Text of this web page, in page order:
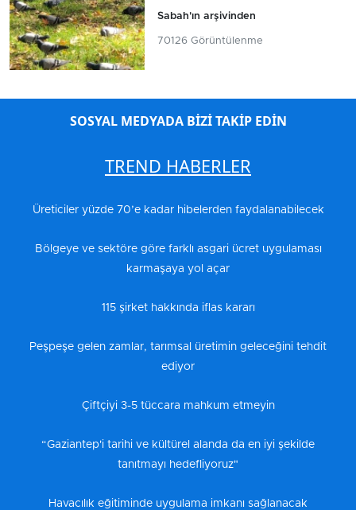
Sabah'ın arşivinden
70126 Görüntülenme
SOSYAL MEDYADA BİZİ TAKİP EDİN
TREND HABERLER
Üreticiler yüzde 70’e kadar hibelerden faydalanabilecek
Bölgeye ve sektöre göre farklı asgari ücret uygulaması
karmaşaya yol açar
115 şirket hakkında iflas kararı
Peşpeşe gelen zamlar, tarımsal üretimin geleceğini tehdit
ediyor
Çiftçiyi 3-5 tüccara mahkum etmeyin
“Gaziantep'i tarihi ve kültürel alanda da en iyi şekilde
tanıtmayı hedefliyoruz"
Havacılık eğitiminde uygulama imkanı sağlanacak